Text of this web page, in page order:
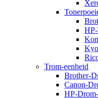
Trom-eenheid
Brother-
Canon-
HP-